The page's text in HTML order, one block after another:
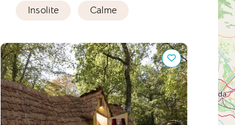
Insolite Calme
Camping Ushuaïa Villages, Au Bois
Joli